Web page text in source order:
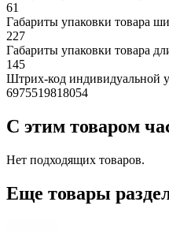
61
Габариты упаковки товара
227
Габариты упаковки товара
145
Штрих-код индивидуальной
6975519818054
С этим товаром
Нет подходящих товаров.
Еще товары